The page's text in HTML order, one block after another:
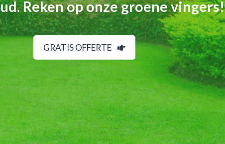
Reken op onze groene vingers!
GRATIS OFFERTE